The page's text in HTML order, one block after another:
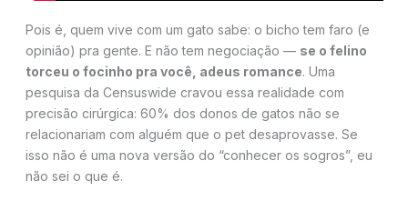
Pois é, quem vive com um gato sabe: o bicho tem faro (e
opinião) pra gente. E não tem negociação — se o felino
torceu o focinho pra você, adeus romance. Uma
pesquisa da Censuswide cravou essa realidade com
precisão cirúrgica: 60% dos donos de gatos não se
relacionariam com alguém que o pet desaprovasse. Se
isso não é uma nova versão do “conhecer os sogros”, eu
não sei o que é.